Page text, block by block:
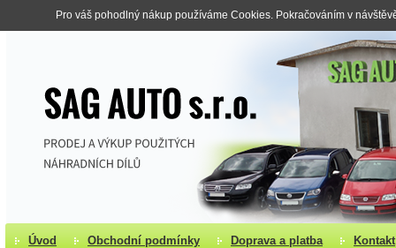
Pro váš pohodlný nákup používáme Cookies. Pokračováním v
Úvod Obchodní podmínky Doprava a platba Kontakt